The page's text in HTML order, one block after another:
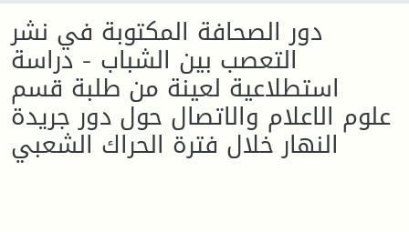
دور الصحافة المكتوبة في نشر
التعصب بين الشباب - دراسة
استطلاعية لعينة من طلبة قسم
علوم الاعلام والاتصال حول دور جريدة
النهار خلال فترة الحراك الشعبي